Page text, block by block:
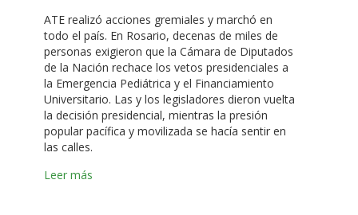
ATE realizó acciones gremiales y marchó en
todo el país. En Rosario, decenas de miles de
personas exigieron que la Cámara de Diputados
de la Nación rechace los vetos presidenciales a
la Emergencia Pediátrica y el Financiamiento
Universitario. Las y los legisladores dieron vuelta
la decisión presidencial, mientras la presión
popular pacífica y movilizada se hacía sentir en
las calles.
Leer más